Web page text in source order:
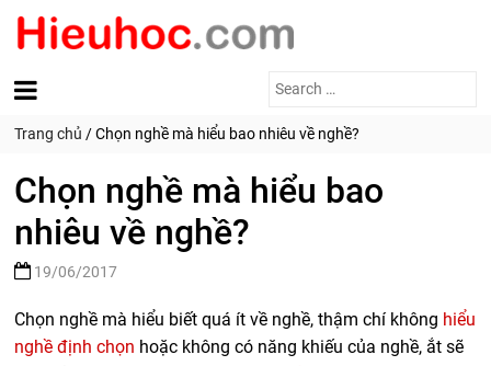
Search
Trang chủ /Chọn nghề mà hiểu bao nhiêu về nghề?
Chọn nghề mà hiểu bao
nhiêu về nghề?
19/06/2017
Chọn nghề mà hiểu biết quá ít về nghề, thậm chí không hiểu
nghề định chọn hoặc không có năng khiếu của nghề, ắt sẽ